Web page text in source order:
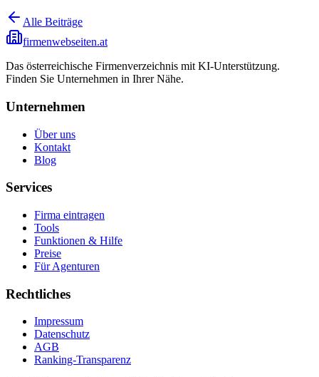
Alle Beiträge
firmenwebseiten.at
Das österreichische Firmenverzeichnis mit KI-Unterstützung.
Finden Sie Unternehmen in Ihrer Nähe.
Unternehmen
Über uns
Kontakt
Blog
Services
Firma eintragen
Tools
Funktionen & Hilfe
Preise
Für Agenturen
Rechtliches
Impressum
Datenschutz
AGB
Ranking-Transparenz